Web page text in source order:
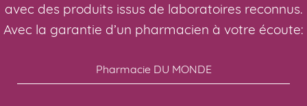
avec des produits issus de laboratoires reconnus.
Avec la garantie d’un pharmacien à votre écoute:
Pharmacie DU MONDE